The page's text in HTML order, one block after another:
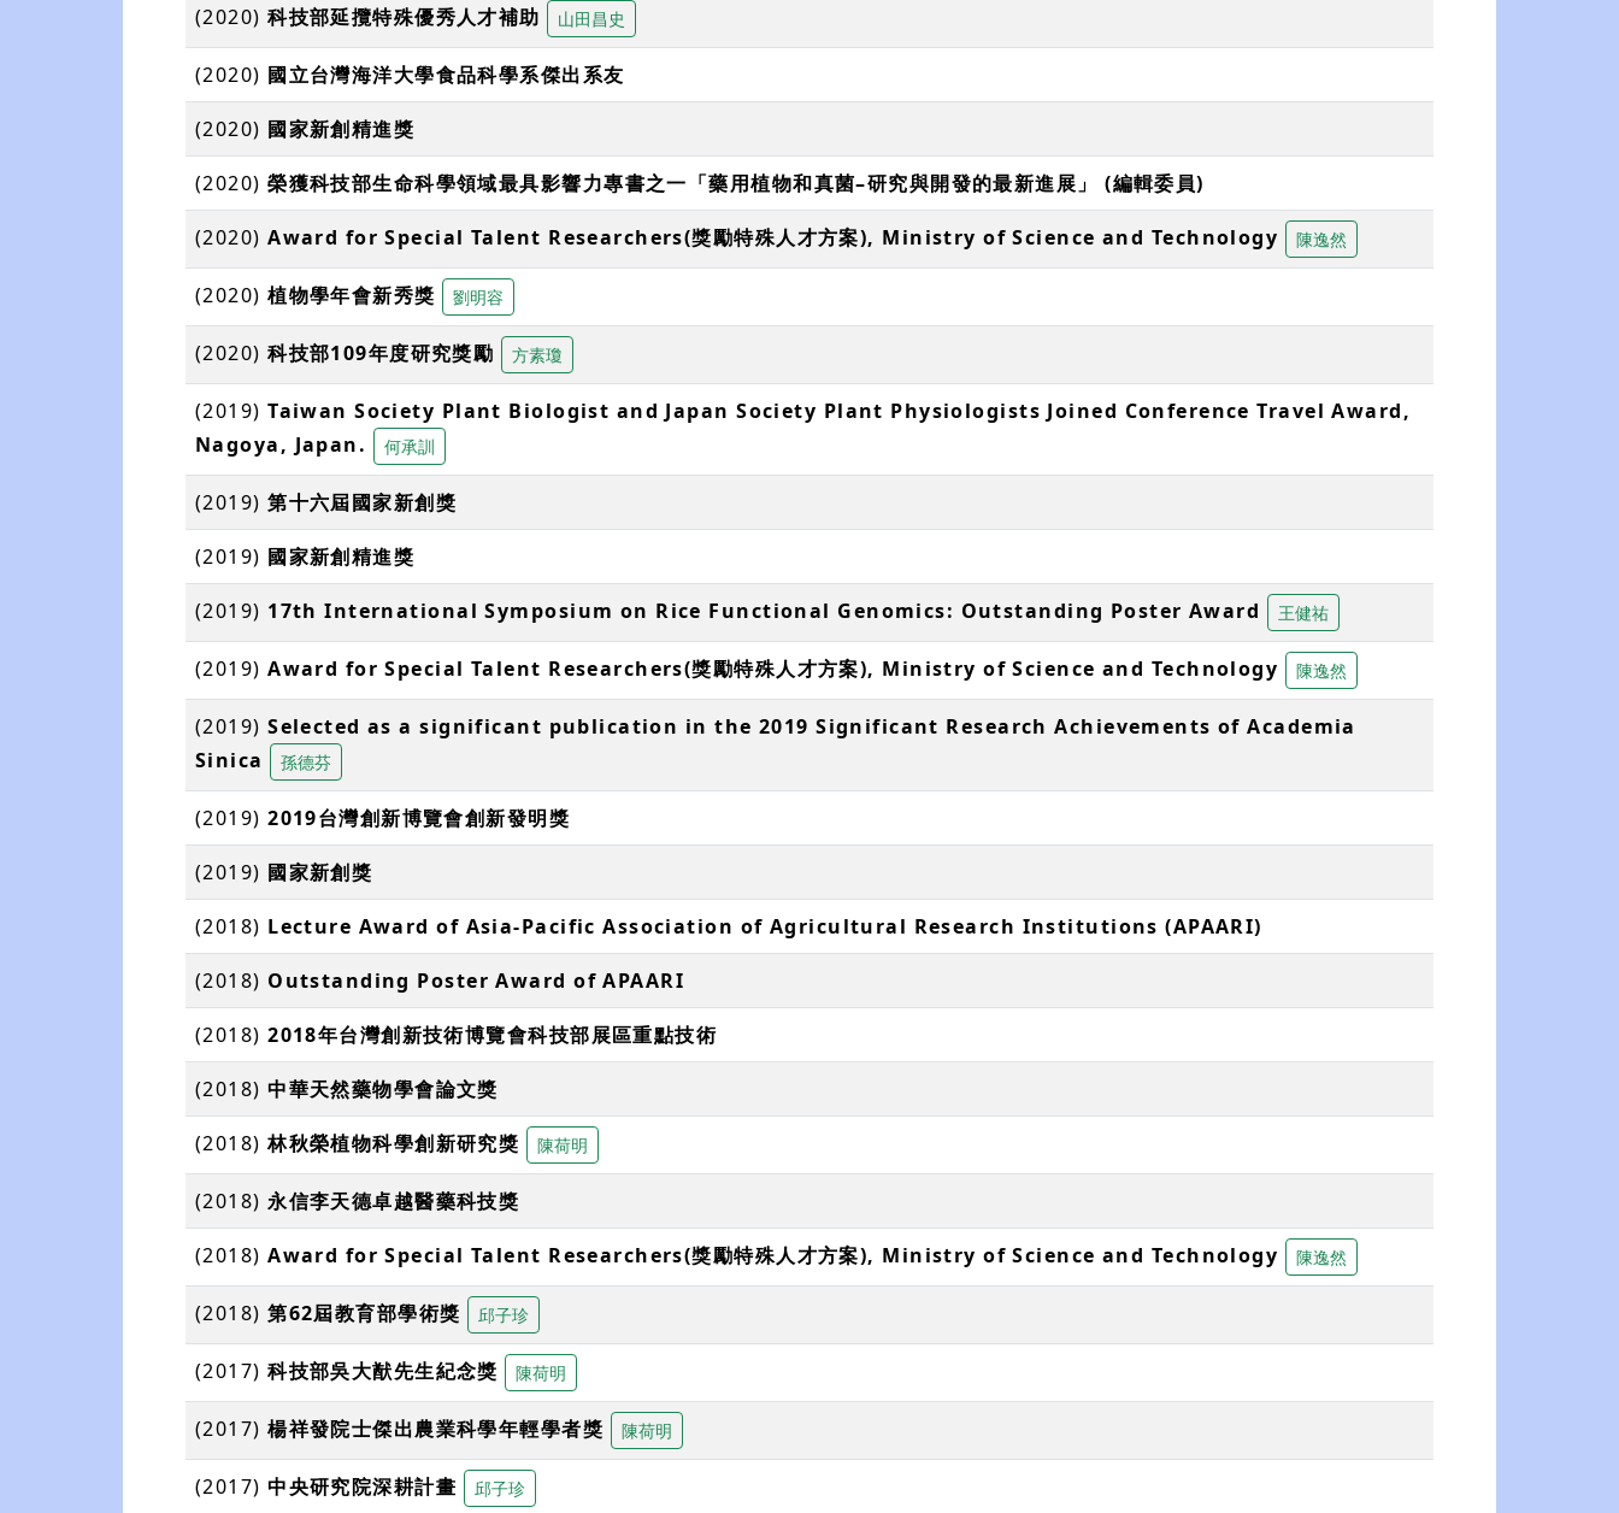
(2020)科技部延攬特殊優秀⼈才補助 山田昌史
(2020) 國立台灣海洋大學食品科學系傑出系友
(2020) 國家新創精進獎
(2020)榮獲科技部生命科學領域最具影響力專書之一「藥用植物和真菌–研究與開發的最新進展」 (編輯委員)
(2020)Award for Special Talent Researchers(獎勵特殊人才方案), Ministry of Science and Technology 陳逸然
(2020)植物學年會新秀獎 劉明容
(2020)科技部109年度研究獎勵 方素瓊
(2019)Taiwan Society Plant Biologist and Japan Society Plant Physiologists Joined Conference Travel Award,
Nagoya, Japan.
何承訓
(2019)第十六屆國家新創獎
(2019) 國家新創精進獎
(2019) 17th International Symposium on Rice Functional Genomics: Outstanding Poster Award 王健祐
(2019)Award for Special Talent Researchers(獎勵特殊人才方案), Ministry of Science and Technology 陳逸然
(2019)Selected as a significant publication in the 2019 Significant Research Achievements of Academia
Sinica
孫德芬
(2019)2019台灣創新博覽會創新發明獎
(2019) 國家新創獎
(2018) Lecture Award of Asia-Pacific Association of Agricultural Research Institutions (APAARI)
(2018) Outstanding Poster Award of APAARI
(2018)2018年台灣創新技術博覽會科技部展區重點技術
(2018)中華天然藥物學會論文獎
(2018)林秋榮植物科學創新研究獎 陳荷明
(2018)永信李天德卓越醫藥科技獎
(2018)Award for Special Talent Researchers(獎勵特殊人才方案), Ministry of Science and Technology 陳逸然
(2018)第62屆教育部學術獎 邱子珍
(2017)科技部吳大猷先生紀念獎 陳荷明
(2017)楊祥發院士傑出農業科學年輕學者獎 陳荷明
(2017)中央研究院深耕計畫 邱子珍